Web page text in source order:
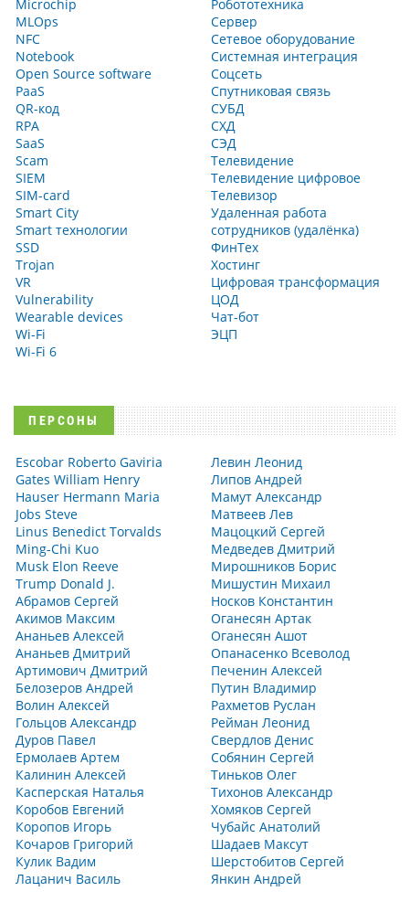
Microchip
MLOps
NFC
Notebook
Open Source software
PaaS
QR-код
RPA
SaaS
Scam
SIEM
SIM-card
Smart City
Smart технологии
SSD
Trojan
VR
Vulnerability
Wearable devices
Wi-Fi
Wi-Fi 6
Робототехника
Сервер
Сетевое оборудование
Системная интеграция
Соцсеть
Спутниковая связь
СУБД
СХД
СЭД
Телевидение
Телевидение цифровое
Телевизор
Удаленная работа
сотрудников (удалёнка)
ФинТех
Хостинг
Цифровая трансформация
ЦОД
Чат-бот
ЭЦП
ПЕРСОНЫ
Escobar Roberto Gaviria
Gates William Henry
Hauser Hermann Maria
Jobs Steve
Linus Benedict Torvalds
Ming-Chi Kuo
Musk Elon Reeve
Trump Donald J.
Абрамов Сергей
Акимов Максим
Ананьев Алексей
Ананьев Дмитрий
Артимович Дмитрий
Белозеров Андрей
Волин Алексей
Гольцов Александр
Дуров Павел
Ермолаев Артем
Калинин Алексей
Касперская Наталья
Коробов Евгений
Коропов Игорь
Кочаров Григорий
Кулик Вадим
Лацанич Василь
Левин Леонид
Липов Андрей
Мамут Александр
Матвеев Лев
Мацоцкий Сергей
Медведев Дмитрий
Мирошников Борис
Мишустин Михаил
Носков Константин
Оганесян Артак
Оганесян Ашот
Опанасенко Всеволод
Печенин Алексей
Путин Владимир
Рахметов Руслан
Рейман Леонид
Свердлов Денис
Собянин Сергей
Тиньков Олег
Тихонов Александр
Хомяков Сергей
Чубайс Анатолий
Шадаев Максут
Шерстобитов Сергей
Янкин Андрей